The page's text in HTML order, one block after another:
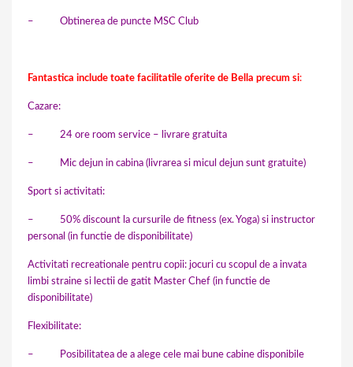
– Obtinerea de puncte MSC Club
Fantastica include toate facilitatile oferite de Bella precum si:
Cazare:
– 24 ore room service – livrare gratuita
– Mic dejun in cabina (livrarea si micul dejun sunt gratuite)
Sport si activitati:
– 50% discount la cursurile de fitness (ex. Yoga) si instructor
personal (in functie de disponibilitate)
Activitati recreationale pentru copii: jocuri cu scopul de a invata
limbi straine si lectii de gatit Master Chef (in functie de
disponibilitate)
Flexibilitate:
– Posibilitatea de a alege cele mai bune cabine disponibile